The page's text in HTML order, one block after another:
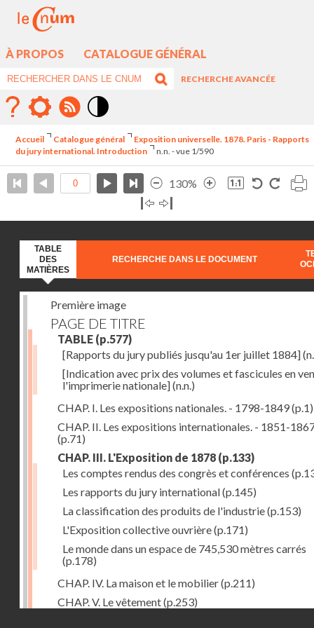
À PROPOS CATALOGUE GÉNÉRAL
RECHERCHE AVANCÉE
élévé
Accueil Catalogue général
Exposition universelle. 1878. Paris - Rapports
du jury international. Introduction
n.n. - vue 1/590
130%
TABLE
DES
MATIÈRES
RECHERCHE DANS LE DOCUMENT
Première image
PAGE DE TITRE
TABLE (p.577)
[Rapports du jury publiés jusqu'au 1er juillet 1884]
[Indication avec prix des volumes et fascicules en
l'imprimerie nationale](n.n.)
CHAP. I. Les expositions nationales. - 1798-1849(p.1)
CHAP. II. Les expositions internationales. - 1851-
(p.71)
CHAP. III. L'Exposition de 1878 (p.133)
Les comptes rendus des congrès et conférences
Les rapports du jury international(p.145)
La classification des produits de l'industrie(p.153)
L'Exposition collective ouvrière(p.171)
Le monde dans un espace de 745,530 mètres carrés
(p.178)
CHAP. IV. La maison et le mobilier(p.211)
CHAP. V. Le vêtement(p.253)